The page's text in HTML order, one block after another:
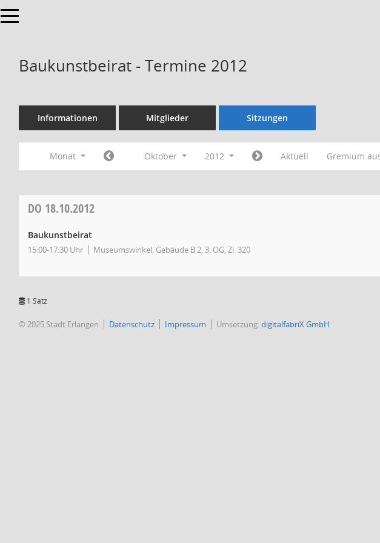
Toggle navigation
Baukunstbeirat - Termine 2012
Informationen Mitglieder Sitzungen
Monat Oktober 2012 Aktuell Gremium
DO 18.10.2012
Baukunstbeirat
15:00-17:30 Uhr Museumswinkel, Gebäude B 2, 3. OG, Zi. 320
1 Satz
© 2025 Stadt Erlangen Datenschutz Impressum Umsetzung:digitalfabriX GmbH